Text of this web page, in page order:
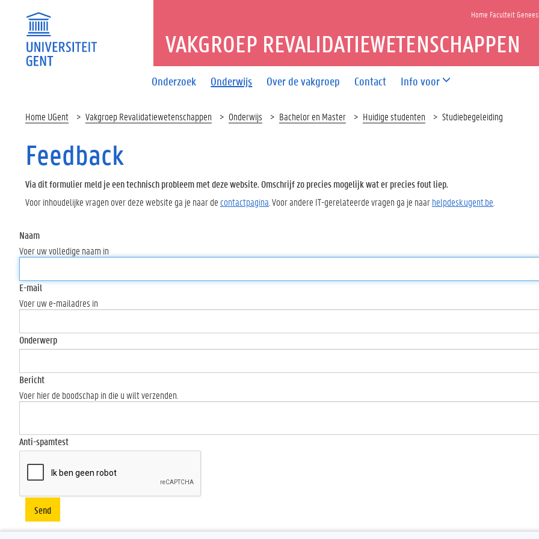
Home Faculteit
Onderzoek Onderwijs Over de vakgroep Contact Info voor
VAKGROEP REVALIDATIEWETENSCHAPPEN
Home UGent Vakgroep Revalidatiewetenschappen Onderwijs Bachelor en Master Huidige studenten Studiebegeleiding
Feedback
Via dit formulier meld je een technisch probleem met deze website. Omschrijf zo precies mogelijk wat er precies fout liep.
Voor inhoudelijke vragen over deze website ga je naar de contactpagina . Voor andere IT-gerelateerde vragen ga je naarhelpdesk.ugent.be
Naam
Voer uw volledige naam in
E-mail
Voer uw e-mailadres in
Onderwerp
Bericht
Voer hier de boodschap in die u wilt verzenden.
Anti-spamtest
Send